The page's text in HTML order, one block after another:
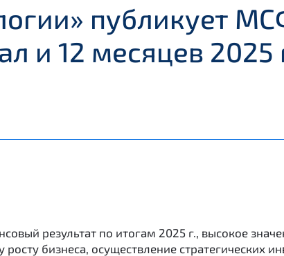
публикует
и 12 месяцев 2025
результат по итогам 2025 г., высокое
бизнеса, осуществление стратегических